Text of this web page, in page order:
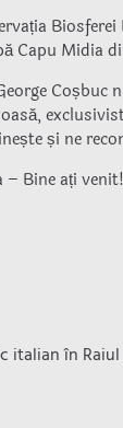
Capu Midia
Coșbuc
și ne
– Bine ați venit!
italian în